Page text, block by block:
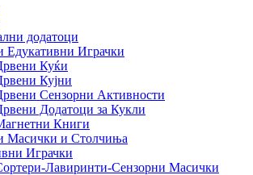
додатоци
Едукативни Играчки
Куќи
Кујни
Сензорни Активности
Додатоци за Кукли
Книги
Масички и Столчиња
Играчки
Лавиринти-Сензорни Масички